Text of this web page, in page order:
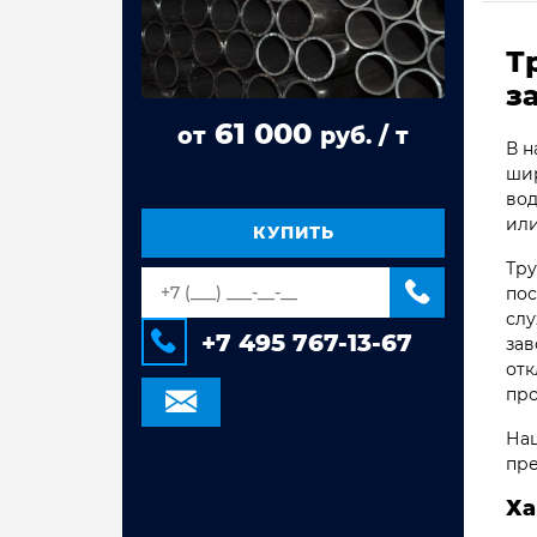
Труба стальная ВГП
Труба квадратная сталь 3сп/пс
Труба прямоугольная сталь 3сп/пс
Труба электросварная Гост 10704,
Труба стальная электросварная
от 61 000 руб. / т
КУПИТЬ
+7 495 767-13-67
В